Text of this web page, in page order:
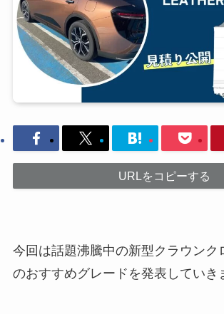
URLをコピーする
今回は話題沸騰中の新型クラウンク
のおすすめグレードを発表していき